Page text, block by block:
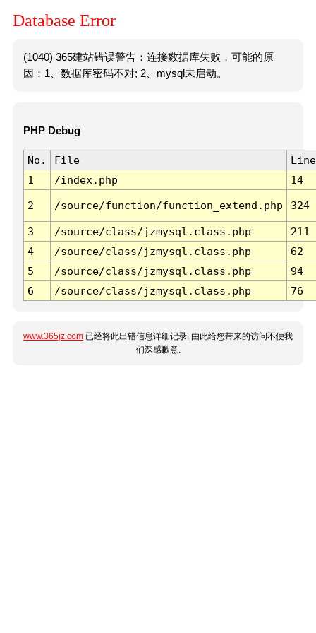
Database Error
(1040) 365建站错误警告：连接数据库失败，可能的原
因：1、数据库密码不对; 2、mysql未启动。
PHP Debug
No. File
Line
1
/index.php 14
2 /source/function/function_extend.php 324
3 /source/class/jzmysql.class.php
211
4
/source/class/jzmysql.class.php
62
5
/source/class/jzmysql.class.php
94
6
/source/class/jzmysql.class.php 76
www.365jz.com 已经将此出错信息详细记录, 由此给您带来的访问不便我
们深感歉意.